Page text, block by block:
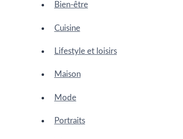
Bien-être
Cuisine
Lifestyle et loisirs
Maison
Mode
Portraits